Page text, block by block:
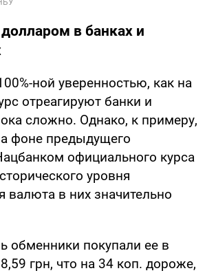
в банках и
ной уверенностью, как на
отреагируют банки и
сложно. Однако, к примеру,
фоне предыдущего
официального курса
уровня
валюта в них значительно
обменники покупали ее в
грн, что на 34 коп. дороже,